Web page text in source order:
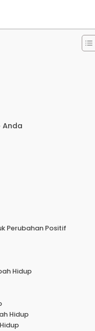
Anda
Perubahan Positif
Hidup
Hidup